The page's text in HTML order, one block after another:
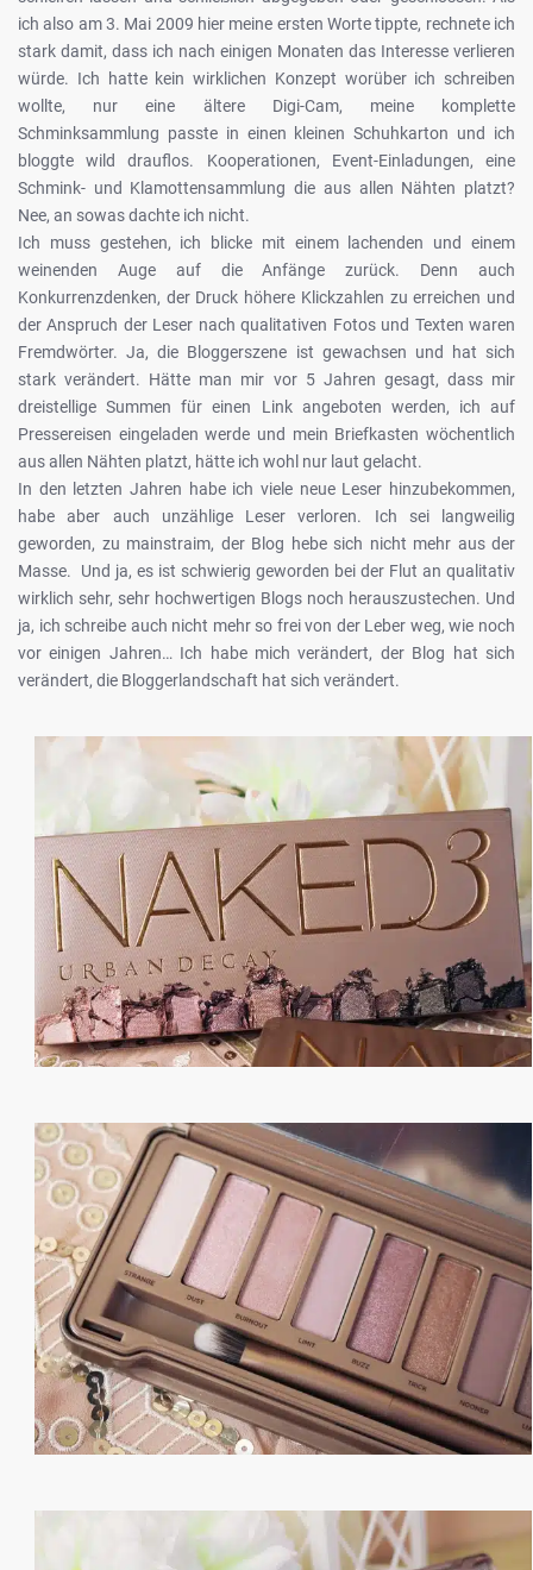
ich also am 3. Mai 2009 hier meine ersten Worte tippte, rechnete ich
stark damit, dass ich nach einigen Monaten das Interesse verlieren
würde. Ich hatte kein wirklichen Konzept worüber ich schreiben
wollte, nur eine ältere Digi-Cam, meine komplette
Schminksammlung passte in einen kleinen Schuhkarton und ich
bloggte wild drauflos. Kooperationen, Event-Einladungen, eine
Schmink- und Klamottensammlung die aus allen Nähten platzt?
Nee, an sowas dachte ich nicht.
Ich muss gestehen, ich blicke mit einem lachenden und einem
weinenden Auge auf die Anfänge zurück. Denn auch
Konkurrenzdenken, der Druck höhere Klickzahlen zu erreichen und
der Anspruch der Leser nach qualitativen Fotos und Texten waren
Fremdwörter. Ja, die Bloggerszene ist gewachsen und hat sich
stark verändert. Hätte man mir vor 5 Jahren gesagt, dass mir
dreistellige Summen für einen Link angeboten werden, ich auf
Pressereisen eingeladen werde und mein Briefkasten wöchentlich
aus allen Nähten platzt, hätte ich wohl nur laut gelacht.
In den letzten Jahren habe ich viele neue Leser hinzubekommen,
habe aber auch unzählige Leser verloren. Ich sei langweilig
geworden, zu mainstraim, der Blog hebe sich nicht mehr aus der
Masse. Und ja, es ist schwierig geworden bei der Flut an qualitativ
wirklich sehr, sehr hochwertigen Blogs noch herauszustechen. Und
ja, ich schreibe auch nicht mehr so frei von der Leber weg, wie noch
vor einigen Jahren… Ich habe mich verändert, der Blog hat sich
verändert, die Bloggerlandschaft hat sich verändert.